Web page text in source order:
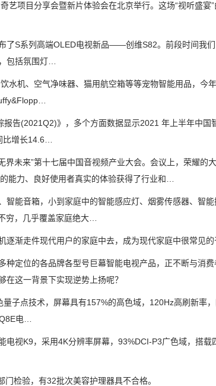
项目分享会暨新片体验会在北京举行。这场“视听盛宴”
S系列高端OLED电视新品——创维S82。前段时间我们
包括氛围灯…
机、空气净味器、猫用航空箱等等宠物智能用品，今
(2021Q2)》，多个方面数据显示2021 年上半年中国
增长14.6…
来”第十七届中国音视频产业大会。会议上，荣耀的
能力、良好使用者真实的体验获得了行业和…
能音箱，小到家庭中的智能感应灯、烟雾传感器、智能
穷，几乎覆盖家庭绝大…
走件现代用户的家庭中去，成为现代家庭中很常见的
定位的各品牌各型号巨幕智能电视产品，正不断与消费
这一背景下实现逆势上扬呢？
点技术，屏幕具有157%的高色域，120Hz高刷新率
电…
K9，采用4K分辨率屏幕，93%DCI-P3广色域，搭载
检验，有32批次美容护理器具不合格。